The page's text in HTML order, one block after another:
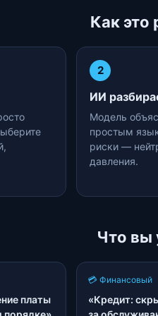
Как это
2
ИИ
Модель
простым
риски —
давления.
Что вы
платы
💳 Финансовый
«Кредит: